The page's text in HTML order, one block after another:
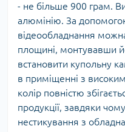
- не більше 900 грам.
алюмінію. За
відеообладнання
площині, монтувавши
встановити купольну
в приміщенні з
колір повністю
продукції, завдяки
нестикування з